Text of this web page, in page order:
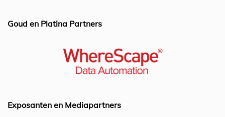
c
k
k at
A
p
Goud en Platina Partners
Exposanten en Mediapartners